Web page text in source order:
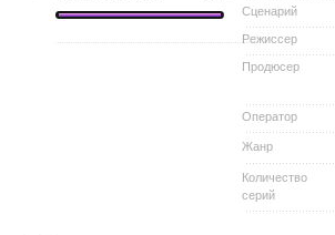
Сценарий
Режиссер
Продюсер
Оператор
Жанр
Количество
серий